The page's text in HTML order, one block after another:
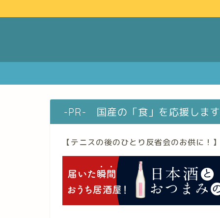
-PR- 国産の「食」を応援しま
【テニスの後のひとり反省会のお供に！